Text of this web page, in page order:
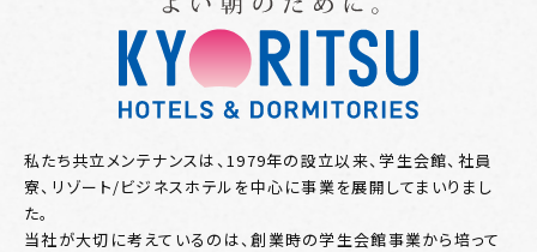
私たち共立メンテナンスは、1979年の設立以来、学生会館、社員
寮、リゾート/ビジネスホテルを中心に事業を展開してまいりまし
た。
当社が大切に考えているのは、創業時の学生会館事業から培って